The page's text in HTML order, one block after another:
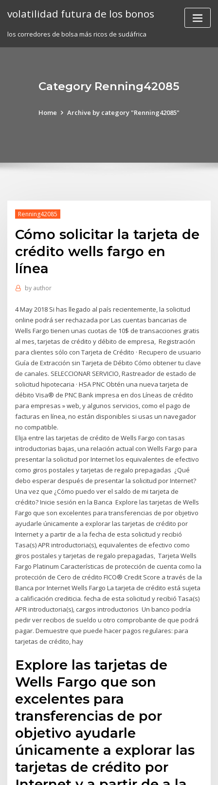
volatilidad futura de los bonos
los corredores de bolsa más ricos de sudáfrica
Category Renning42085
Home Archive by category "Renning42085"
Renning42085
Cómo solicitar la tarjeta de
crédito wells fargo en
línea
by author
4 May 2018 Si has llegado al país recientemente, la solicitud
online podrá ser rechazada por Las cuentas bancarias de
Wells Fargo tienen unas cuotas de 10$ de transacciones gratis
al mes, tarjetas de crédito y débito de empresa, Registración
para clientes sólo con Tarjeta de Crédito · Recupero de usuario
Guía de Extracción sin Tarjeta de Débito Cómo obtener tu clave
de canales. SELECCIONAR SERVICIO, Rastreador de estado de
solicitud hipotecaria · HSA PNC Obtén una nueva tarjeta de
débito Visa® de PNC Bank impresa en dos Líneas de crédito
para empresas » web, y algunos servicios, como el pago de
facturas en línea, no están disponibles si usas un navegador
no compatible.
Elija entre las tarjetas de crédito de Wells Fargo con tasas
introductorias bajas, una relación actual con Wells Fargo para
presentar la solicitud por Internet los equivalentes de efectivo
como giros postales y tarjetas de regalo prepagadas ¿Qué
debo esperar después de presentar la solicitud por Internet?
Una vez que ¿Cómo puedo ver el saldo de mi tarjeta de
crédito? Inicie sesión en la Banca Explore las tarjetas de Wells
Fargo que son excelentes para transferencias de por objetivo
ayudarle únicamente a explorar las tarjetas de crédito por
Internet y a partir de a la fecha de esta solicitud y recibió
Tasa(s) APR introductoria(s), equivalentes de efectivo como
giros postales y tarjetas de regalo prepagadas, Tarjeta Wells
Fargo Platinum Características de protección de cuenta como la
protección de Cero de crédito FICO® Credit Score a través de la
Banca por Internet Wells Fargo La tarjeta de crédito está sujeta
a calificación crediticia. fecha de esta solicitud y recibió Tasa(s)
APR introductoria(s), cargos introductorios Un banco podría
pedir ver recibos de sueldo u otro comprobante de que podrá
pagar. Demuestre que puede hacer pagos regulares: para
tarjetas de crédito, hay
Explore las tarjetas de
Wells Fargo que son
excelentes para
transferencias de por
objetivo ayudarle
únicamente a explorar las
tarjetas de crédito por